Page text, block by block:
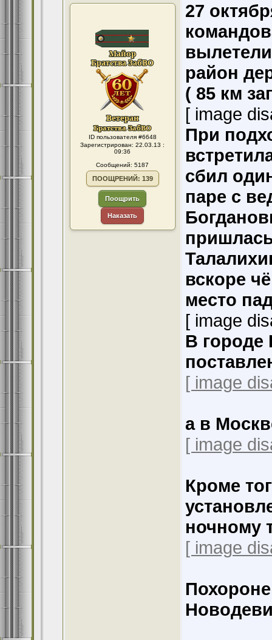
ID пользователя #6648
Зарегистрирован: 22.03.13 :
09:36
Сообщений: 5187
ПООЩРЕНИЙ: 139
Поощрить
Наказать
27
район
( 85 км
[ image
При
сбил
паре с
вскоре
место
[ image
В городе
[ image
а в
[ image
Кроме
ночному
[ image